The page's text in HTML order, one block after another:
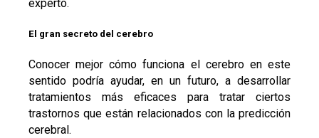
experto.
El gran secreto del cerebro
Conocer mejor cómo funciona el cerebro en este
sentido podría ayudar, en un futuro, a desarrollar
tratamientos más eficaces para tratar ciertos
trastornos que están relacionados con la predicción
cerebral.